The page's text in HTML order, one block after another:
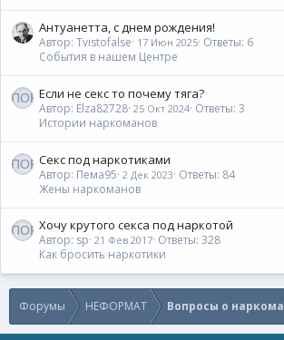
Антуанетта, с днем рождения!
Автор: Tvistofalse 17 Июн 2025 Ответы: 6
События в нашем Центре
Если не секс то почему тяга?
Автор: Elza82728 25 Окт 2024 Ответы: 3
Истории наркоманов
Секс под наркотиками
Автор: Пема95 2 Дек 2023 Ответы: 84
Жены наркоманов
Хочу кpyтого секса под нapкoтoй
Автор: sp 21 Фев 2017 Ответы: 328
Как бросить наркотики
Форумы НЕФОРМАТ Вопросы о